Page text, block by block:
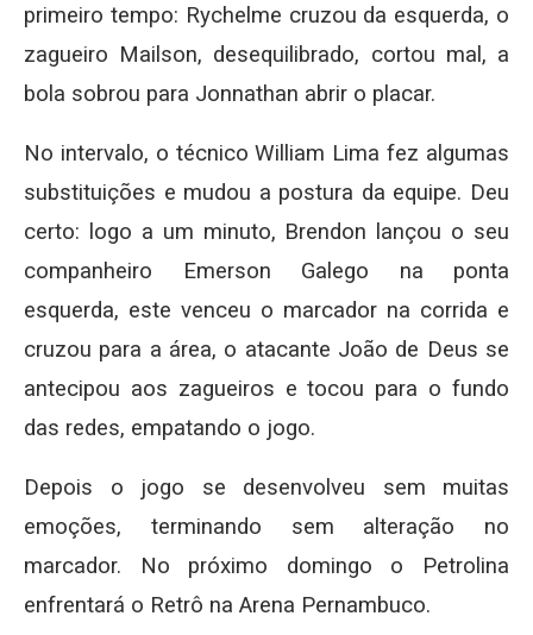
primeiro tempo: Rychelme cruzou da esquerda, o
zagueiro Mailson, desequilibrado, cortou mal, a
bola sobrou para Jonnathan abrir o placar.
No intervalo, o técnico William Lima fez algumas
substituições e mudou a postura da equipe. Deu
certo: logo a um minuto, Brendon lançou o seu
companheiro Emerson Galego na ponta
esquerda, este venceu o marcador na corrida e
cruzou para a área, o atacante João de Deus se
antecipou aos zagueiros e tocou para o fundo
das redes, empatando o jogo.
Depois o jogo se desenvolveu sem muitas
emoções, terminando sem alteração no
marcador. No próximo domingo o Petrolina
enfrentará o Retrô na Arena Pernambuco.